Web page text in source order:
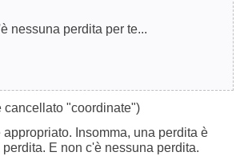
nessuna perdita per te...
cancellato "coordinate")
Insomma, una perdita è
E non c'è nessuna perdita.